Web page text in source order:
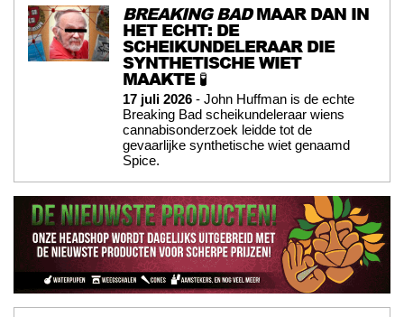
BREAKING BADMAAR DAN IN
HET ECHT: DE
SCHEIKUNDELERAAR DIE
SYNTHETISCHE WIET
MAAKTE 🧪
17 juli 2026 - John Huffman is de echte
Breaking Bad scheikundeleraar wiens
cannabisonderzoek leidde tot de
gevaarlijke synthetische wiet genaamd
Spice.